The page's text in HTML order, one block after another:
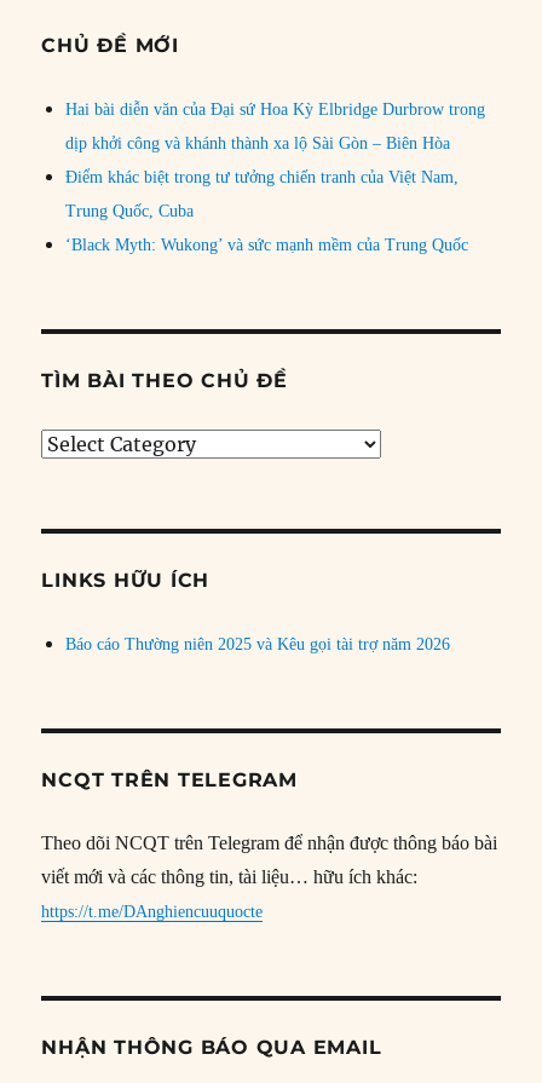
CHỦ ĐỀ MỚI
Hai bài diễn văn của Đại sứ Hoa Kỳ Elbridge Durbrow trong
dịp khởi công và khánh thành xa lộ Sài Gòn – Biên Hòa
Điểm khác biệt trong tư tưởng chiến tranh của Việt Nam,
Trung Quốc, Cuba
‘Black Myth: Wukong’ và sức mạnh mềm của Trung Quốc
TÌM BÀI THEO CHỦ ĐỀ
Tìm
đề
LINKS HỮU ÍCH
Báo cáo Thường niên 2025 và Kêu gọi tài trợ năm 2026
NCQT TRÊN TELEGRAM
Theo dõi NCQT trên Telegram để nhận được thông báo bài
viết mới và các thông tin, tài liệu… hữu ích khác:
https://t.me/DAnghiencuuquocte
NHẬN THÔNG BÁO QUA EMAIL